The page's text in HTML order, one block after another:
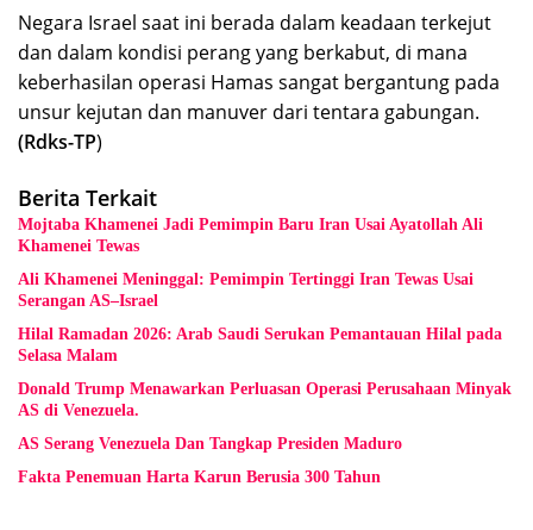
Negara Israel saat ini berada dalam keadaan terkejut
dan dalam kondisi perang yang berkabut, di mana
keberhasilan operasi Hamas sangat bergantung pada
unsur kejutan dan manuver dari tentara gabungan.
(Rdks-TP)
Berita Terkait
Mojtaba Khamenei Jadi Pemimpin Baru Iran Usai Ayatollah Ali
Khamenei Tewas
Ali Khamenei Meninggal: Pemimpin Tertinggi Iran Tewas Usai
Serangan AS–Israel
Hilal Ramadan 2026: Arab Saudi Serukan Pemantauan Hilal pada
Selasa Malam
Donald Trump Menawarkan Perluasan Operasi Perusahaan Minyak
AS di Venezuela.
AS Serang Venezuela Dan Tangkap Presiden Maduro
Fakta Penemuan Harta Karun Berusia 300 Tahun